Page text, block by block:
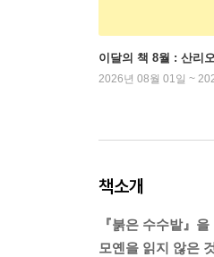
이달의 책 8월 : 산리
2026년 08월 01일 ~
책소개
『붉은 수수밭』
모옌을 읽지 않은